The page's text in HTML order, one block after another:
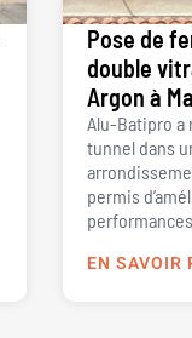
Pose de
double
Argon à
Alu-Batipro a
tunnel dans
permis
EN SAVOIR